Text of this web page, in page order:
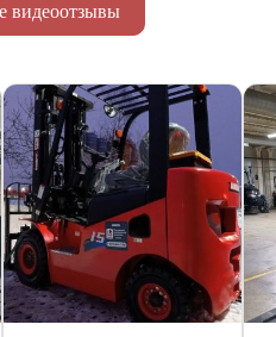
видеоотзывы